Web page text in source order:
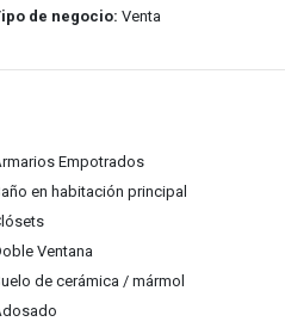
de negocio: Venta
Empotrados
en habitación principal
Ventana
de cerámica / mármol